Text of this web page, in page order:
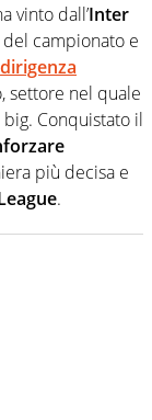
vinto dall’Inter
campionato e
dirigenza
settore nel quale
Conquistato il
più decisa e
.